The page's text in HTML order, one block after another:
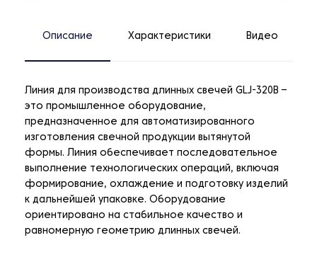
Описание Характеристики Видео
Линия для производства длинных свечей GLJ-320B –
это промышленное оборудование,
предназначенное для автоматизированного
изготовления свечной продукции вытянутой
формы. Линия обеспечивает последовательное
выполнение технологических операций, включая
формирование, охлаждение и подготовку изделий
к дальнейшей упаковке. Оборудование
ориентировано на стабильное качество и
равномерную геометрию длинных свечей.